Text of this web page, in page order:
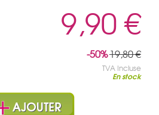
9,90 €
-50%19,80 €
TVA Incluse
En stock